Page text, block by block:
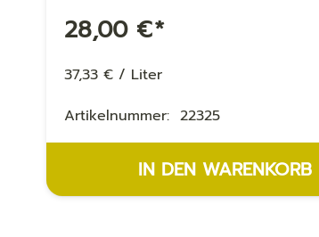
28,00 €*
37,33 € / Liter
Artikelnummer: 22325
IN DEN WARENKORB